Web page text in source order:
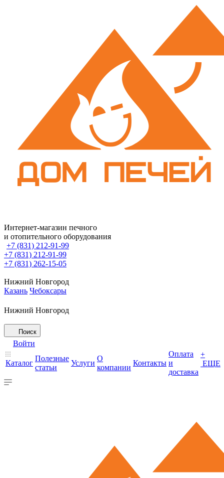
Интернет-магазин печного
и отопительного оборудования
+7 (831) 212-91-99
+7 (831) 212-91-99
+7 (831) 262-15-05
Нижний Новгород
Казань Чебоксары
Нижний Новгород
Поиск
Войти
Каталог
Полезные
статьи
Услуги
О
компании
Контакты
Оплата
и
доставка
+
ЕЩЕ